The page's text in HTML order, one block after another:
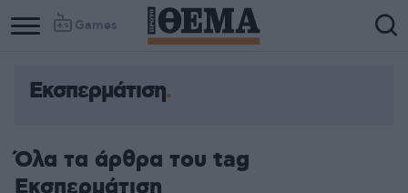
Games
Εκσπερμάτιση
Όλα τα άρθρα του tag